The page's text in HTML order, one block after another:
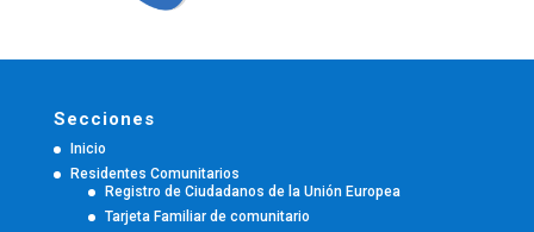
Secciones
Inicio
Residentes Comunitarios
Registro de Ciudadanos de la Unión Europea
Tarjeta Familiar de comunitario